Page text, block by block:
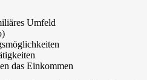
Umfeld
das Einkommen